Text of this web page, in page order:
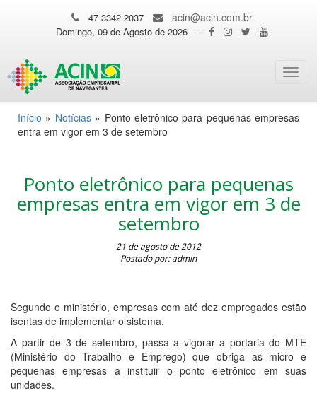
47 3342 2037 acin@acin.com.br
Domingo, 09 de Agosto de 2026 -
Início » Notícias» Ponto eletrônico para pequenas empresas
entra em vigor em 3 de setembro
Ponto eletrônico para pequenas
empresas entra em vigor em 3 de
setembro
21 de agosto de 2012
Postado por: admin
Segundo o ministério, empresas com até dez empregados estão
isentas de implementar o sistema.
A partir de 3 de setembro, passa a vigorar a portaria do MTE
(Ministério do Trabalho e Emprego) que obriga as micro e
pequenas empresas a instituir o ponto eletrônico em suas
unidades.